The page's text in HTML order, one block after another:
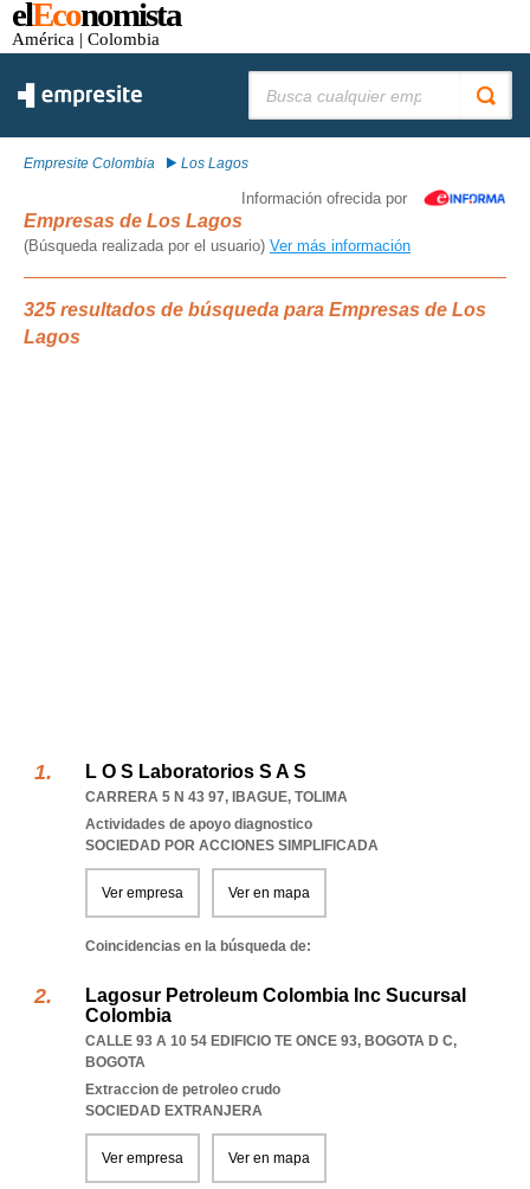
elEconomista
América | Colombia
Empresite Colombia Los Lagos
Información ofrecida por
Empresas de Los Lagos
(Búsqueda realizada por el usuario) Ver más información
325 resultados de búsqueda para Empresas de Los
Lagos
L O S Laboratorios S A S
CARRERA 5 N 43 97, IBAGUE, TOLIMA
Actividades de apoyo diagnostico
SOCIEDAD POR ACCIONES SIMPLIFICADA
Ver empresa Ver en mapa
Coincidencias en la búsqueda de:
Lagosur Petroleum Colombia Inc Sucursal
Colombia
CALLE 93 A 10 54 EDIFICIO TE ONCE 93, BOGOTA D C,
BOGOTA
Extraccion de petroleo crudo
SOCIEDAD EXTRANJERA
Ver empresa Ver en mapa